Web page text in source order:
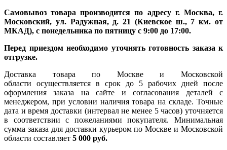
Самовывоз товара производится по адресу г. Москва, г.
Московский, ул. Радужная, д. 21 (Киевское ш., 7 км. от
МКАД), с понедельника по пятницу с 9:00 до 17:00.
Перед приездом необходимо уточнять готовность заказа к
отгрузке.
Доставка товара по Москве и Московской
области осуществляется в срок до 5 рабочих дней после
оформления заказа на сайте и согласования деталей с
менеджером, при условии наличия товара на складе. Точные
дата и время доставки (интервал не менее 5 часов) уточняется
в соответствии с пожеланиями покупателя. Минимальная
сумма заказа для доставки курьером по Москве и Московской
области составляет 5 000 руб.